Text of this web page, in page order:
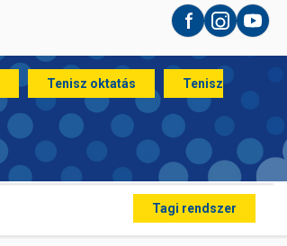
Facebook
Instagram
Tenisz oktatás
Tenisz
Tagi rendszer